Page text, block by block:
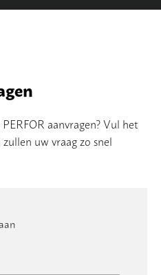
aanvragen? Vul het
uw vraag zo snel